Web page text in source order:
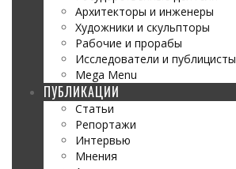
Архитекторы и инженеры
Художники и скульпторы
Рабочие и прорабы
Исследователи и публицисты
Mega Menu
ПУБЛИКАЦИИ
Статьи
Репортажи
Интервью
Мнения